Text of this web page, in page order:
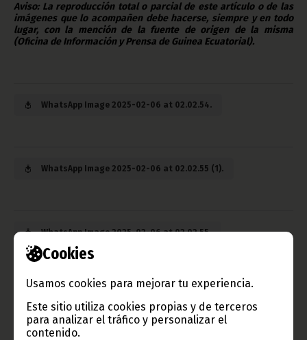
Cookies
Usamos cookies para mejorar tu experiencia.
Este sitio utiliza cookies propias y de terceros
para analizar el tráfico y personalizar el
contenido.
Aviso: La reproducción total o parcial de este artículo o de las
imágenes que lo acompañen debe hacerse, siempre y en todo
lugar, con la mención de la fuente de origen de la misma
(Oficina de Información y Prensa de Guinea Ecuatorial).
WhatsApp Image 2025-02-06 at 02.02.54.
WhatsApp Image 2025-02-06 at 02.02.55 (1).
WhatsApp Image 2025-02-06 at 02.02.55.